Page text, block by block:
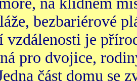
bezbariérové
vzdálenosti je
pro dvojice,
část domu se